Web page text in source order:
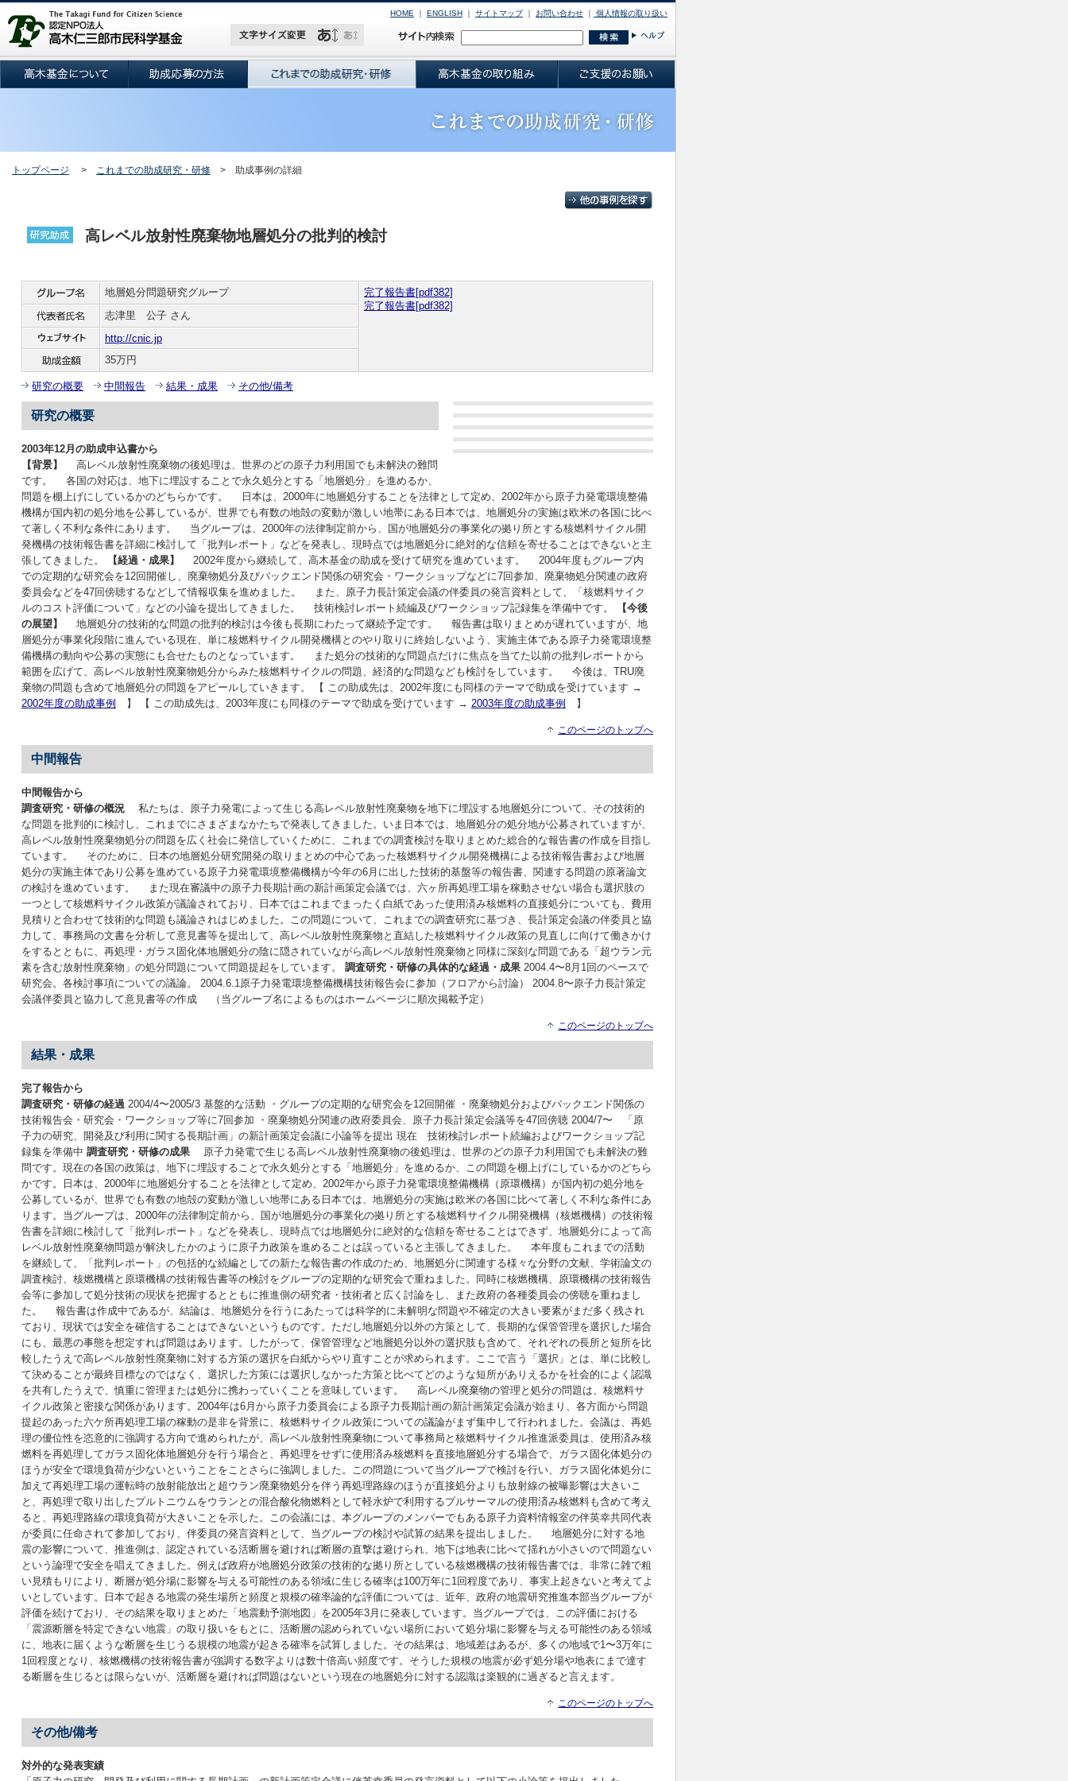
HOME ｜ ENGLISH ｜ サイトマップ｜ お問い合わせ ｜ 個人情報の取り扱い
トップページ > これまでの助成研究・研修 > 助成事例の詳細
高レベル放射性廃棄物地層処分の批判的検討
地層処分問題研究グループ
完了報告書[pdf382]
完了報告書[pdf382]
志津里 公子 さん
http://cnic.jp
35万円
研究の概要 中間報告 結果・成果 その他/備考
研究の概要
2003年12月の助成申込書から
【背景】
高レベル放射性廃棄物の後処理は、世界のどの原子力利用国でも未解決の難問
です。 各国の対応は、地下に埋設することで永久処分とする「地層処分」を進めるか、
問題を棚上げにしているかのどちらかです。 日本は、2000年に地層処分することを法律として定め、2002年から原子力発電環境整備
機構が国内初の処分地を公募しているが、世界でも有数の地殻の変動が激しい地帯にある日本では、地層処分の実施は欧米の各国に比べ
て著しく不利な条件にあります。 当グループは、2000年の法律制定前から、国が地層処分の事業化の拠り所とする核燃料サイクル開
発機構の技術報告書を詳細に検討して「批判レポート」などを発表し、現時点では地層処分に絶対的な信頼を寄せることはできないと主
張してきました。
【経過・成果】
2002年度から継続して、高木基金の助成を受けて研究を進めています。 2004年度もグループ内
での定期的な研究会を12回開催し、廃棄物処分及びバックエンド関係の研究会・ワークショップなどに7回参加、廃棄物処分関連の政府
委員会などを47回傍聴するなどして情報収集を進めました。 また、原子力長計策定会議の伴委員の発言資料として、「核燃料サイク
ルのコスト評価について」などの小論を提出してきました。 技術検討レポート続編及びワークショップ記録集を準備中です。
【今後
の展望】
地層処分の技術的な問題の批判的検討は今後も長期にわたって継続予定です。 報告書は取りまとめが遅れていますが、地
層処分が事業化段階に進んでいる現在、単に核燃料サイクル開発機構とのやり取りに終始しないよう、実施主体である原子力発電環境整
備機構の動向や公募の実態にも合せたものとなっています。 また処分の技術的な問題点だけに焦点を当てた以前の批判レポートから
範囲を広げて、高レベル放射性廃棄物処分からみた核燃料サイクルの問題、経済的な問題なども検討をしています。 今後は、TRU廃
棄物の問題も含めて地層処分の問題をアピールしていきます。 【 この助成先は、2002年度にも同様のテーマで助成を受けています →
2002年度の助成事例
】 【 この助成先は、2003年度にも同様のテーマで助成を受けています → 2003年度の助成事例 】
このページのトップへ
中間報告
中間報告から
調査研究・研修の概況 私たちは、原子力発電によって生じる高レベル放射性廃棄物を地下に埋設する地層処分について、その技術的
な問題を批判的に検討し、これまでにさまざまなかたちで発表してきました。いま日本では、地層処分の処分地が公募されていますが、
高レベル放射性廃棄物処分の問題を広く社会に発信していくために、これまでの調査検討を取りまとめた総合的な報告書の作成を目指し
ています。 そのために、日本の地層処分研究開発の取りまとめの中心であった核燃料サイクル開発機構による技術報告書および地層
処分の実施主体であり公募を進めている原子力発電環境整備機構が今年の6月に出した技術的基盤等の報告書、関連する問題の原著論文
の検討を進めています。 また現在審議中の原子力長期計画の新計画策定会議では、六ヶ所再処理工場を稼動させない場合も選択肢の
一つとして核燃料サイクル政策が議論されており、日本ではこれまでまったく白紙であった使用済み核燃料の直接処分についても、費用
見積りと合わせて技術的な問題も議論されはじめました。この問題について、これまでの調査研究に基づき、長計策定会議の伴委員と協
力して、事務局の文書を分析して意見書等を提出して、高レベル放射性廃棄物と直結した核燃料サイクル政策の見直しに向けて働きかけ
をするとともに、再処理・ガラス固化体地層処分の陰に隠されていながら高レベル放射性廃棄物と同様に深刻な問題である「超ウラン元
素を含む放射性廃棄物」の処分問題について問題提起をしています。 調査研究・研修の具体的な経過・成果 2004.4〜8月1回のペースで
研究会。各検討事項についての議論。 2004.6.1原子力発電環境整備機構技術報告会に参加（フロアから討論） 2004.8〜原子力長計策定
会議伴委員と協力して意見書等の作成 （当グループ名によるものはホームページに順次掲載予定）
このページのトップへ
結果・成果
完了報告から
調査研究・研修の経過 2004/4〜2005/3 基盤的な活動 ・グループの定期的な研究会を12回開催 ・廃棄物処分およびバックエンド関係の
技術報告会・研究会・ワークショップ等に7回参加 ・廃棄物処分関連の政府委員会、原子力長計策定会議等を47回傍聴 2004/7〜 「原
子力の研究、開発及び利用に関する長期計画」の新計画策定会議に小論等を提出 現在 技術検討レポート続編およびワークショップ記
録集を準備中 調査研究・研修の成果 原子力発電で生じる高レベル放射性廃棄物の後処理は、世界のどの原子力利用国でも未解決の難
問です。現在の各国の政策は、地下に埋設することで永久処分とする「地層処分」を進めるか、この問題を棚上げにしているかのどちら
かです。日本は、2000年に地層処分することを法律として定め、2002年から原子力発電環境整備機構（原環機構）が国内初の処分地を
公募しているが、世界でも有数の地殻の変動が激しい地帯にある日本では、地層処分の実施は欧米の各国に比べて著しく不利な条件にあ
ります。当グループは、2000年の法律制定前から、国が地層処分の事業化の拠り所とする核燃料サイクル開発機構（核燃機構）の技術報
告書を詳細に検討して「批判レポート」などを発表し、現時点では地層処分に絶対的な信頼を寄せることはできず、地層処分によって高
レベル放射性廃棄物問題が解決したかのように原子力政策を進めることは誤っていると主張してきました。 本年度もこれまでの活動
を継続して、「批判レポート」の包括的な続編としての新たな報告書の作成のため、地層処分に関連する様々な分野の文献、学術論文の
調査検討、核燃機構と原環機構の技術報告書等の検討をグループの定期的な研究会で重ねました。同時に核燃機構、原環機構の技術報告
会等に参加して処分技術の現状を把握するとともに推進側の研究者・技術者と広く討論をし、また政府の各種委員会の傍聴を重ねまし
た。 報告書は作成中であるが、結論は、地層処分を行うにあたっては科学的に未解明な問題や不確定の大きい要素がまだ多く残され
ており、現状では安全を確信することはできないというものです。ただし地層処分以外の方策として、長期的な保管管理を選択した場合
にも、最悪の事態を想定すれば問題はあります。したがって、保管管理など地層処分以外の選択肢も含めて、それぞれの長所と短所を比
較したうえで高レベル放射性廃棄物に対する方策の選択を白紙からやり直すことが求められます。ここで言う「選択」とは、単に比較し
て決めることが最終目標なのではなく、選択した方策には選択しなかった方策と比べてどのような短所がありえるかを社会的によく認識
を共有したうえで、慎重に管理または処分に携わっていくことを意味しています。 高レベル廃棄物の管理と処分の問題は、核燃料サ
イクル政策と密接な関係があります。2004年は6月から原子力委員会による原子力長期計画の新計画策定会議が始まり、各方面から問題
提起のあった六ケ所再処理工場の稼動の是非を背景に、核燃料サイクル政策についての議論がまず集中して行われました。会議は、再処
理の優位性を恣意的に強調する方向で進められたが、高レベル放射性廃棄物について事務局と核燃料サイクル推進派委員は、使用済み核
燃料を再処理してガラス固化体地層処分を行う場合と、再処理をせずに使用済み核燃料を直接地層処分する場合で、ガラス固化体処分の
ほうが安全で環境負荷が少ないということをことさらに強調しました。この問題について当グループで検討を行い、ガラス固化体処分に
加えて再処理工場の運転時の放射能放出と超ウラン廃棄物処分を伴う再処理路線のほうが直接処分よりも放射線の被曝影響は大きいこ
と、再処理で取り出したプルトニウムをウランとの混合酸化物燃料として軽水炉で利用するプルサーマルの使用済み核燃料も含めて考え
ると、再処理路線の環境負荷が大きいことを示した。この会議には、本グループのメンバーでもある原子力資料情報室の伴英幸共同代表
が委員に任命されて参加しており、伴委員の発言資料として、当グループの検討や試算の結果を提出しました。 地層処分に対する地
震の影響について、推進側は、認定されている活断層を避ければ断層の直撃は避けられ、地下は地表に比べて揺れが小さいので問題ない
という論理で安全を唱えてきました。例えば政府が地層処分政策の技術的な拠り所としている核燃機構の技術報告書では、非常に雑で粗
い見積もりにより、断層が処分場に影響を与える可能性のある領域に生じる確率は100万年に1回程度であり、事実上起きないと考えてよ
いとしています。日本で起きる地震の発生場所と頻度と規模の確率論的な評価については、近年、政府の地震研究推進本部当グループが
評価を続けており、その結果を取りまとめた「地震動予測地図」を2005年3月に発表しています。当グループでは、この評価における
「震源断層を特定できない地震」の取り扱いをもとに、活断層の認められていない場所において処分場に影響を与える可能性のある領域
に、地表に届くような断層を生じうる規模の地震が起きる確率を試算しました。その結果は、地域差はあるが、多くの地域で1〜3万年に
1回程度となり、核燃機構の技術報告書が強調する数字よりは数十倍高い頻度です。そうした規模の地震が必ず処分場や地表にまで達す
る断層を生じるとは限らないが、活断層を避ければ問題はないという現在の地層処分に対する認識は楽観的に過ぎると言えます。
このページのトップへ
その他/備考
対外的な発表実績